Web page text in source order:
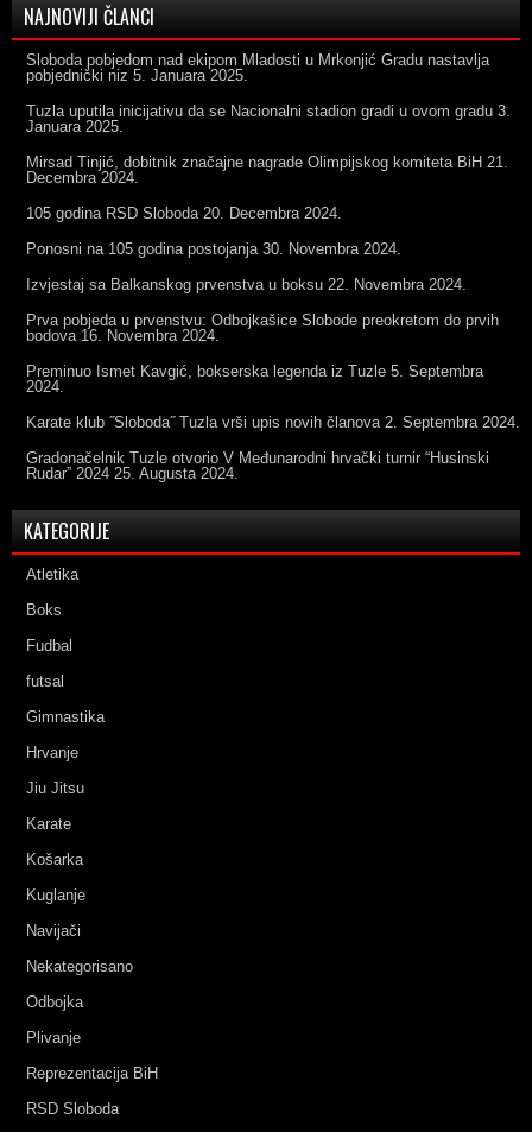
NAJNOVIJI ČLANCI
Sloboda pobjedom nad ekipom Mladosti u Mrkonjić Gradu nastavlja
pobjednički niz 5. Januara 2025.
Tuzla uputila inicijativu da se Nacionalni stadion gradi u ovom gradu 3.
Januara 2025.
Mirsad Tinjić, dobitnik značajne nagrade Olimpijskog komiteta BiH 21.
Decembra 2024.
105 godina RSD Sloboda 20. Decembra 2024.
Ponosni na 105 godina postojanja 30. Novembra 2024.
Izvjestaj sa Balkanskog prvenstva u boksu 22. Novembra 2024.
Prva pobjeda u prvenstvu: Odbojkašice Slobode preokretom do prvih
bodova 16. Novembra 2024.
Preminuo Ismet Kavgić, bokserska legenda iz Tuzle 5. Septembra
2024.
Karate klub ˝Sloboda˝ Tuzla vrši upis novih članova 2. Septembra 2024.
Gradonačelnik Tuzle otvorio V Međunarodni hrvački turnir “Husinski
Rudar” 2024 25. Augusta 2024.
KATEGORIJE
Atletika
Boks
Fudbal
futsal
Gimnastika
Hrvanje
Jiu Jitsu
Karate
Košarka
Kuglanje
Navijači
Nekategorisano
Odbojka
Plivanje
Reprezentacija BiH
RSD Sloboda